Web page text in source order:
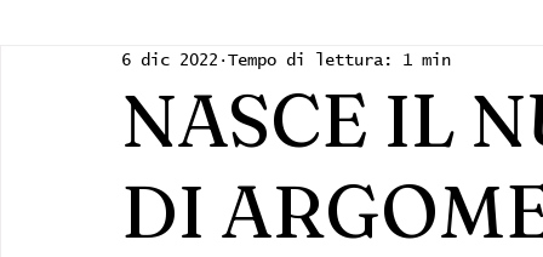
Roma Capitale Regione Lazio Associazioni
NASCE IL
DI
6 dic 2022 Tempo di lettura: 1 min